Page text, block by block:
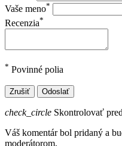
Vaše meno*
Recenzia*
* Povinné polia
Zrušiť Odoslať
check_circle Skontrolovať
Váš komentár bol pridaný a
moderátorom.